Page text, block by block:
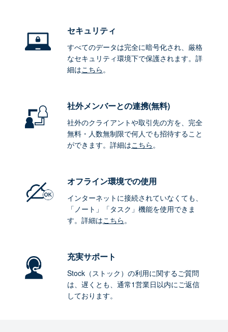
セキュリティ
すべてのデータは完全に暗号化され、厳格
なセキュリティ環境下で保護されます。詳
細はこちら。
社外メンバーとの連携(無料)
社外のクライアントや取引先の方を、完全
無料・人数無制限で何人でも招待すること
ができます。詳細はこちら。
オフライン環境での使用
インターネットに接続されていなくても、
「ノート」「タスク」機能を使用できま
す。詳細はこちら。
充実サポート
Stock（ストック）の利用に関するご質問
は、遅くとも、通常1営業日以内にご返信
しております。